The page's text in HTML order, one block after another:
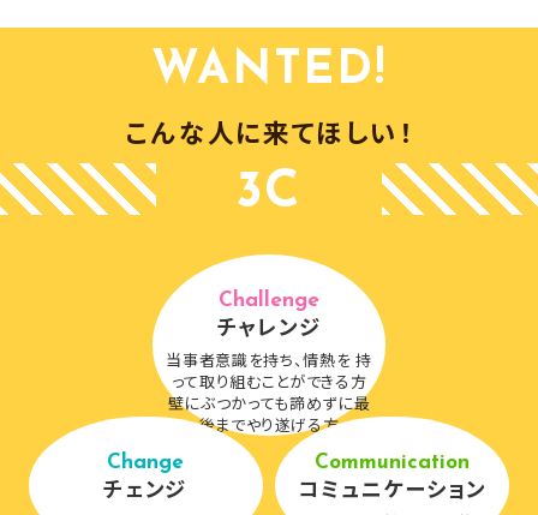
WANTED!
こんな人に来てほしい！
3C
Challenge
チャレンジ
当事者意識を持ち、情熱を 持
って取り組むことができる方
壁にぶつかっても諦めずに最
後までやり遂げる方
Change
チェンジ
Communication
コミュニケーション